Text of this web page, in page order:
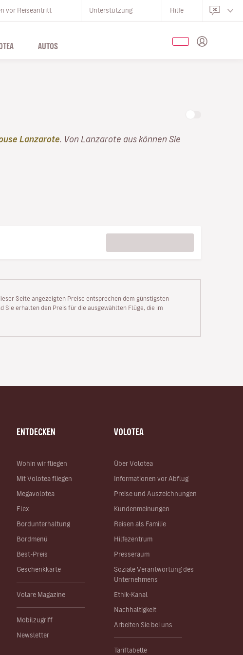
vor Reiseantritt Unterstützung Hilfe
AUTOS
Lanzarote . Von Lanzarote aus können Sie
Seite angezeigten Preise entsprechen dem günstigsten
Sie erhalten den Preis für die ausgewählten Flüge, die im
ENTDECKEN
Wohin wir fliegen
Mit Volotea fliegen
Megavolotea
Flex
Bordunterhaltung
Bordmenü
Best-Preis
Geschenkkarte
Volare Magazine
Mobilzugriff
Newsletter
VOLOTEA
Über Volotea
Informationen vor Abflug
Preise und Auszeichnungen
Kundenmeinungen
Reisen als Familie
Hilfezentrum
Presseraum
Soziale Verantwortung des
Unternehmens
Ethik-Kanal
Nachhaltigkeit
Arbeiten Sie bei uns
Tariftabelle